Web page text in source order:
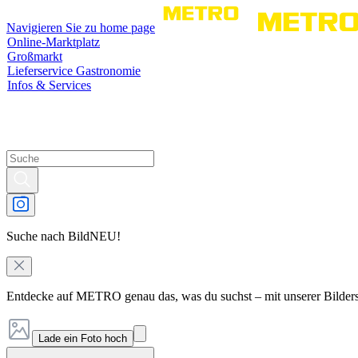
Navigieren Sie zu home page
Online-Marktplatz
Großmarkt
Lieferservice Gastronomie
Infos & Services
Suche nach BildNEU!
Entdecke auf METRO genau das, was du suchst – mit unserer
Lade ein Foto hoch